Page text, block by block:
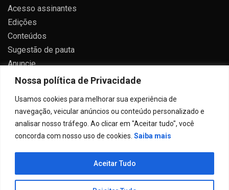
Nossa política de Privacidade
Usamos cookies para melhorar sua experiência de
navegação, veicular anúncios ou conteúdo personalizado e
analisar nosso tráfego. Ao clicar em "Aceitar tudo", você
concorda com nosso uso de cookies. Saiba mais
Aceitar Tudo
Acesso assinantes
Edições
Conteúdos
Sugestão de pauta
Anuncie
Contato
Todos direitos reservados 2024.
Proudly powered by WordPress|Theme: Allure News